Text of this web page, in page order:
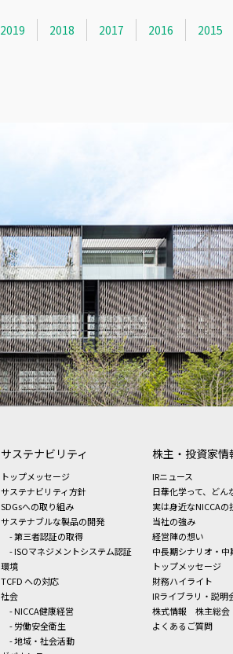
2019 2018 2017 2016 2015
サステナビリティ
トップメッセージ
サステナビリティ方針
SDGsへの取り組み
サステナブルな製品の開発
- 第三者認証の取得
- ISOマネジメントシステム認証
環境
TCFD への対応
社会
- NICCA健康経営
- 労働安全衛生
- 地域・社会活動
株主・投資家情
IRニュース
日華化学って、どん
実は身近なNICCAの
当社の強み
経営陣の想い
中長期シナリオ・中
トップメッセージ
財務ハイライト
IRライブラリ・説明
株式情報
株主総会
よくあるご質問